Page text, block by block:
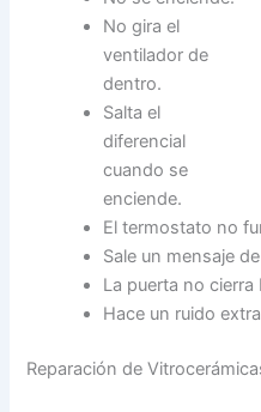
No gira el
ventilador de
dentro.
Salta el
diferencial
cuando se
enciende.
El termostato no
Sale un mensaje
La puerta no cierra
Hace un ruido
Reparación de